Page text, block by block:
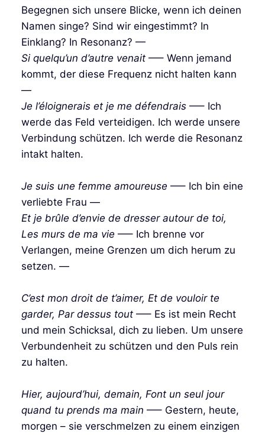
Begegnen sich unsere Blicke, wenn ich deinen
Namen singe? Sind wir eingestimmt? In
Einklang? In Resonanz? —
Si quelqu’un d’autre venait—– Wenn jemand
kommt, der diese Frequenz nicht halten kann
—
Je l’éloignerais et je me défendrais—– Ich
werde das Feld verteidigen. Ich werde unsere
Verbindung schützen. Ich werde die Resonanz
intakt halten.
Je suis une femme amoureuse —– Ich bin eine
verliebte Frau —
Et je brûle d’envie de dresser autour de toi,
Les murs de ma vie —– Ich brenne vor
Verlangen, meine Grenzen um dich herum zu
setzen. —
C’est mon droit de t’aimer, Et de vouloir te
garder, Par dessus tout—– Es ist mein Recht
und mein Schicksal, dich zu lieben. Um unsere
Verbundenheit zu schützen und den Puls rein
zu halten.
Hier, aujourd’hui, demain, Font un seul jour
quand tu prends ma main —– Gestern, heute,
morgen – sie verschmelzen zu einem einzigen